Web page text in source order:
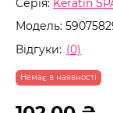
Серія: Keratin
Модель:
Відгуки: (0)
Немає в наявності